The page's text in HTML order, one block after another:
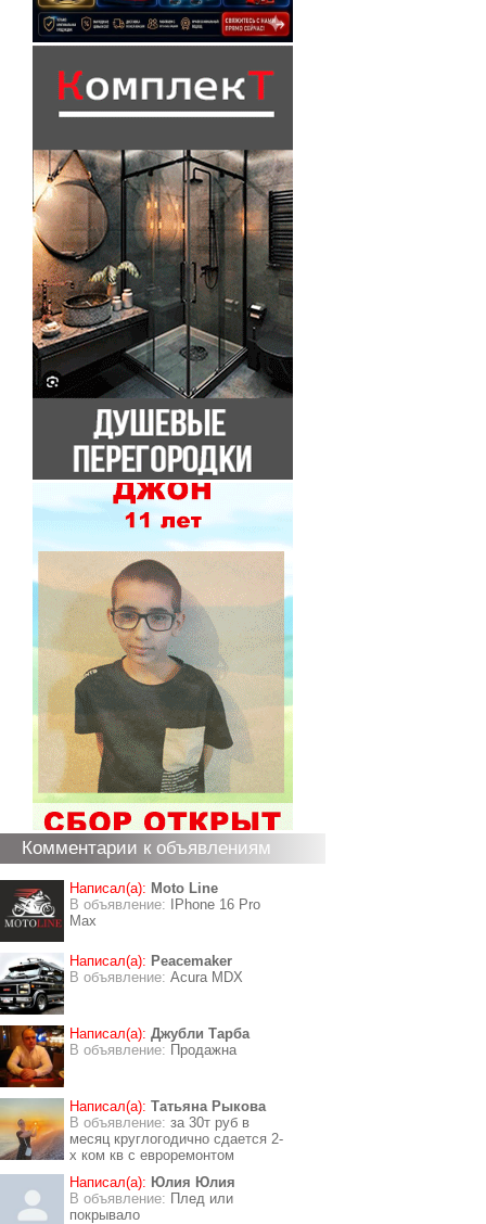
Комментарии к объявлениям
Написал(а): Moto Line
В объявление:
IPhone 16 Pro
Max
Написал(а): Peacemaker
В объявление: Acura MDX
Написал(а): Джубли Тарба
В объявление: Продажна
Написал(а): Татьяна Рыкова
В объявление: за 30т руб в
месяц круглогодично сдается 2-
х ком кв с евроремонтом
Написал(а): Юлия Юлия
В объявление: Плед или
покрывало